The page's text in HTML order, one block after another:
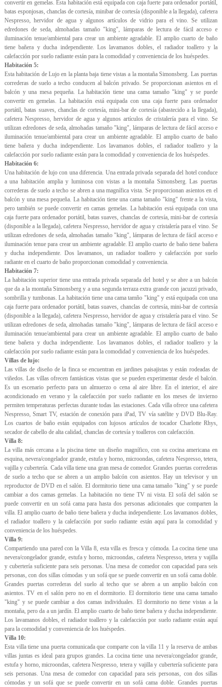
convertir en gemelas. Esta habitación está equipada con caja fuerte para ordenador portátil,
batas esponjosas, chanclas de cortesía, minibar de cortesía (disponible a la llegada), cafetera
Nespresso, hervidor de agua y algunos artículos de vidrio para el vino. Se utilizan
edredones de seda, almohadas tamaño "king", lámparas de lectura de fácil acceso e
iluminación tenue/ambiental para crear un ambiente agradable. El amplio cuarto de baño
tiene bañera y ducha independiente. Los lavamanos dobles, el radiador toallero y la
calefacción por suelo radiante están para la comodidad y conveniencia de los huéspedes.
Habitación 5:
Esta habitación de Lujo en la planta baja tiene vistas a la montaña Simonsberg. Las puertas
correderas de suelo a techo conducen al balcón privado. Se proporcionan asientos en el
balcón y una mesa pequeña. La habitación tiene una cama tamaño "king" y se puede
convertir en gemelas. La habitación está equipada con una caja fuerte para ordenador
portátil, batas suaves, chanclas de cortesía, mini-bar de cortesía (abastecido a la llegada),
cafetera Nespresso, hervidor de agua y algunos artículos de cristalería para el vino. Se
utilizan edredones de seda, almohadas tamaño "king", lámparas de lectura de fácil acceso e
iluminación tenue/ambiental para crear un ambiente agradable. El amplio cuarto de baño
tiene bañera y ducha independiente. Los lavamanos dobles, el radiador toallero y la
calefacción por suelo radiante están para la comodidad y conveniencia de los huéspedes.
Habitación 6:
Una habitación de lujo con una diferencia. Una entrada privada separada del hotel conduce
a una habitación amplia y luminosa con vistas a la montaña Simonsberg. Las puertas
correderas de suelo a techo se abren a una magnífica vista. Se proporcionan asientos en el
balcón y una mesa pequeña. La habitación tiene una cama tamaño "king" frente a la vista,
pero también se puede convertir en camas gemelas. La habitación está equipada con una
caja fuerte para ordenador portátil, batas suaves, chanclas de cortesía, mini-bar de cortesía
(disponible a la llegada), cafetera Nespresso, hervidor de agua y cristalería para el vino. Se
utilizan edredones de seda, almohadas tamaño "king", lámparas de lectura de fácil acceso e
iluminación tenue para crear un ambiente agradable. El amplio cuarto de baño tiene bañera
y ducha independiente. Dos lavamanos, un radiador toallero y calefacción por suelo
radiante en el cuarto de baño proporcionan comodidad y conveniencia.
Habitación 7:
La habitación superior tiene una entrada privada separada del hotel y se abre a un balcón
que da a la montaña Simonsberg y a una segunda terraza extra grande con jacuzzi privado,
sombrilla y tumbonas. La habitación tiene una cama tamño "king" y está equipada con una
caja fuerte para ordenador portátil, batas suaves, chanclas de cortesía, mini-bar de cortesía
(disponible a la llegada), cafetera Nespresso, hervidor de agua y cristalería para el vino. Se
utilizan edredones de seda, almohadas tamaño "king", lámparas de lectura de fácil acceso e
iluminación tenue/ambiental para crear un ambiente agradable. El amplio cuarto de baño
tiene bañera y ducha independiente. Los lavamanos dobles, el radiador toallero y la
calefacción por suelo radiante están para la comodidad y conveniencia de los huéspedes.
Villas de lujo:
Las villas de diseño de la finca se encuentran en jardines paisajistas y están rodeadas de
viñedos. Las villas ofrecen fantásticas vistas que se pueden experimentar desde el balcón.
Es un escenario perfecto para un almuerzo o cena al aire libre. En el interior, el aire
acondicionado en verano y la calefacción por suelo radiante en los meses de invierno
permiten temperaturas perfectas durante todas las estaciones. Cada villa ofrece una cafetera
Nespresso, Smart TV, estación de conexión para iPad, TV vía satélite y DVD Blu-Ray.
Los cuartos de baño están equipados con lujosos artículos de tocador Charlotte Rhys,
secador de cabello de alta calidad, chanclas de cortesía y toalleros con calefacción.
Villa 8:
La villa más cercana a la piscina tiene un diseño magnífico, con su cocina americana en
esquina, nevera/congelador grande, estufa y horno, microondas, cafetera Nespresso, tetera,
vajilla y cubertería. Cada villa tiene una gran mesa de comedor. Grandes puertas correderas
de suelo a techo que se abren a un amplio balcón con asientos. Hay un televisor y un
reproductor de DVD en el salón. El dormitorio tiene una cama tamaño "king" y se puede
cambiar a dos camas gemelas. La habitación no tiene TV ni vista. El sofá del salón se
puede convertir en un sofá cama para hasta dos personas adicionales que comparten la
villa. El amplio cuarto de baño tiene bañera y ducha independiente. Los lavamanos dobles,
el radiador toallero y la calefacción por suelo radiante están aquí para la comodidad y
conveniencia de los huéspedes.
Villa 9:
Compartiendo una pared con la Villa 8, esta villa es fresca y cómoda. La cocina tiene una
nevera/congelador grande, estufa y horno, microondas, cafetera Nespresso, tetera y vajilla
y cubertería suficiente para seis personas. Una mesa de comedor con capacidad para seis
personas, con dos sillas cómodas y un sofá que se puede convertir en un sofá cama doble.
Grandes puertas correderas del suelo al techo que se abren a un amplio balcón con
asientos. TV en el salón pero no en el dormitorio. El dormitorio tiene una cama tamaño
"king" y se puede cambiar a dos camas individuales. El dormitorio no tiene vistas a la
montaña, pero da a un jardín. El amplio cuarto de baño tiene bañera y ducha independiente.
Los lavamanos dobles, el radiador toallero y la calefacción por suelo radiante están aquí
para la comodidad y conveniencia de los huéspedes.
Villa 10:
Esta villa tiene una puerta comunicada que comparte con la villa 11 y la reserva de ambas
villas juntas es ideal para grupos grandes. La cocina tiene una nevera/congelador grande,
estufa y horno, microondas, cafetera Nespresso, tetera y vajilla y cubertería suficiente para
seis personas. Una mesa de comedor con capacidad para seis personas, con dos sillas
cómodas y un sofá que se puede convertir en un sofá cama doble. Grandes puertas